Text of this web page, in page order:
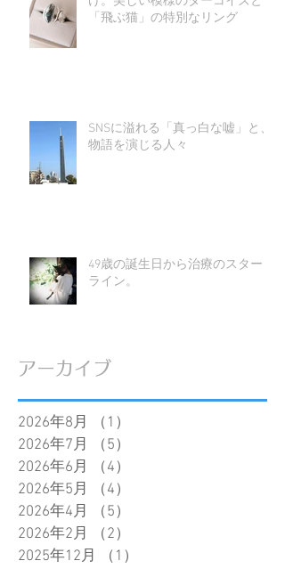
「飛ぶ猫」の特別なリング
SNSに溢れる「真っ白な嘘」と、
物語を演じる人々
49歳の誕生日から治療のスタート
ライン。
アーカイブ
2026年8月 （1）
2026年7月
（5）
2026年6月
（4）
2026年5月
（4）
2026年4月
（5）
2026年2月
（2）
2025年12月
（1）